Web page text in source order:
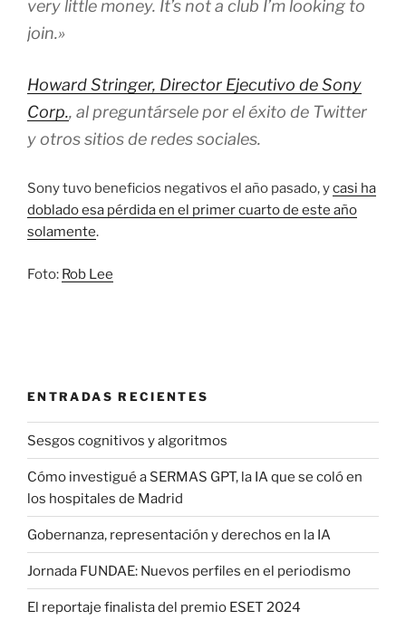
very little money. It’s not a club I’m looking to
join.»
Howard Stringer, Director Ejecutivo de Sony
Corp., al preguntársele por el éxito de Twitter
y otros sitios de redes sociales.
Sony tuvo beneficios negativos el año pasado, ycasi ha
doblado esa pérdida en el primer cuarto de este año
solamente.
Foto: Rob Lee
ENTRADAS RECIENTES
Sesgos cognitivos y algoritmos
Cómo investigué a SERMAS GPT, la IA que se coló en
los hospitales de Madrid
Gobernanza, representación y derechos en la IA
Jornada FUNDAE: Nuevos perfiles en el periodismo
El reportaje finalista del premio ESET 2024